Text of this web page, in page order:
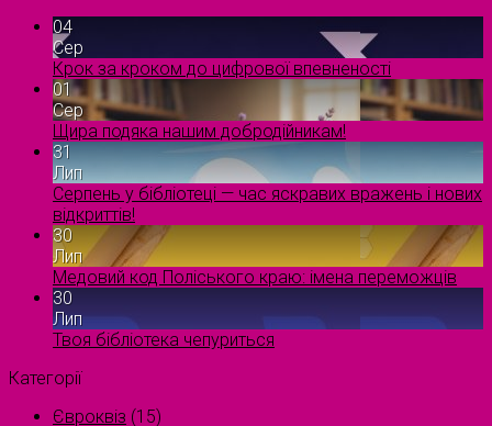
04
Сер
Крок за кроком до цифрової впевненості
01
Сер
Щира подяка нашим добродійникам!
31
Лип
Серпень у бібліотеці — час яскравих вражень і нових
відкриттів!
30
Лип
Медовий код Поліського краю: імена переможців
30
Лип
Твоя бібліотека чепуриться
Категорії
Євроквіз (15)